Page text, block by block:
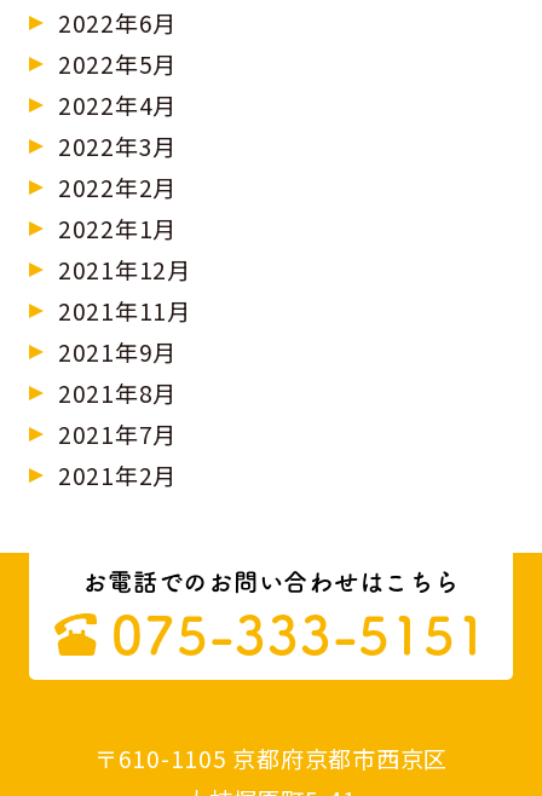
2022年6月
2022年5月
2022年4月
2022年3月
2022年2月
2022年1月
2021年12月
2021年11月
2021年9月
2021年8月
2021年7月
2021年2月
お電話でのお問い合わせはこちら
075-333-5151
〒610-1105 京都府京都市西京区